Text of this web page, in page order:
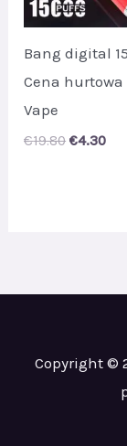
Bang digital
Cena hurtowa
Vape
€19.80 Original
€4.30
Copyright ©